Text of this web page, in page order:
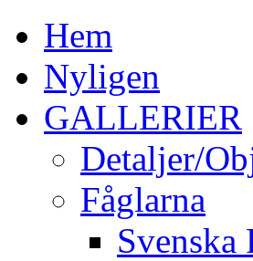
Hem
Nyligen
GALLERIER
Detaljer/
Fåglarna
Svenska